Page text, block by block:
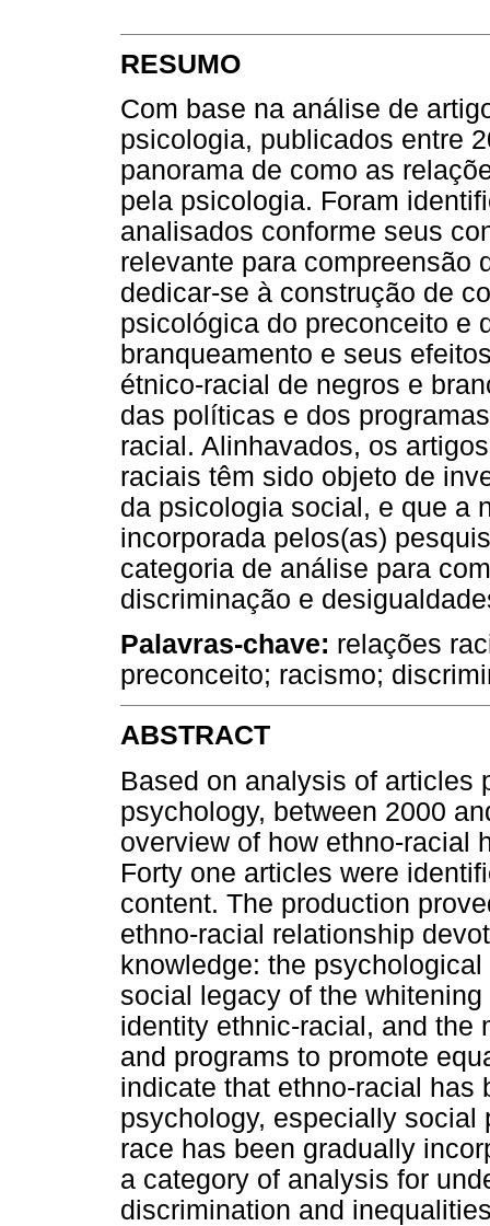
RESUMO
Com base na análise de
psicologia, publicados entre
panorama de como as
pela psicologia. Foram
analisados conforme seus
relevante para compreensão
dedicar-se à construção de
psicológica do preconceito e
branqueamento e seus
étnico-racial de negros e
das políticas e dos
racial. Alinhavados, os
raciais têm sido objeto de
da psicologia social, e que a
incorporada pelos(as)
categoria de análise para
discriminação e
Palavras-chave: relações
preconceito; racismo;
ABSTRACT
Based on analysis of articles
psychology, between 2000
overview of how ethno-racial
Forty one articles were
content. The production
ethno-racial relationship
knowledge: the
social legacy of the
identity ethnic-racial, and the
and programs to promote
indicate that ethno-racial has
psychology, especially social
race has been gradually
a category of analysis for
discrimination and